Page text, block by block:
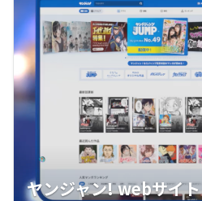
ヤンジャン! webサイト